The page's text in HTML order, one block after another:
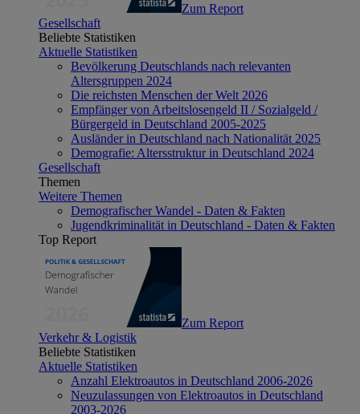
Zum Report
Gesellschaft
Beliebte Statistiken
Aktuelle Statistiken
Bevölkerung Deutschlands nach relevanten
Altersgruppen 2024
Die reichsten Menschen der Welt 2026
Empfänger von Arbeitslosengeld II / Sozialgeld /
Bürgergeld in Deutschland 2005-2025
Ausländer in Deutschland nach Nationalität 2025
Demografie: Altersstruktur in Deutschland 2024
Gesellschaft
Themen
Weitere Themen
Demografischer Wandel - Daten & Fakten
Jugendkriminalität in Deutschland - Daten & Fakten
Top Report
Zum Report
Verkehr & Logistik
Beliebte Statistiken
Aktuelle Statistiken
Anzahl Elektroautos in Deutschland 2006-2026
Neuzulassungen von Elektroautos in Deutschland
2003-2026